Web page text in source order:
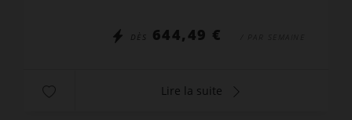
DÈS 644,49 € / PAR SEMAINE
Lire la suite